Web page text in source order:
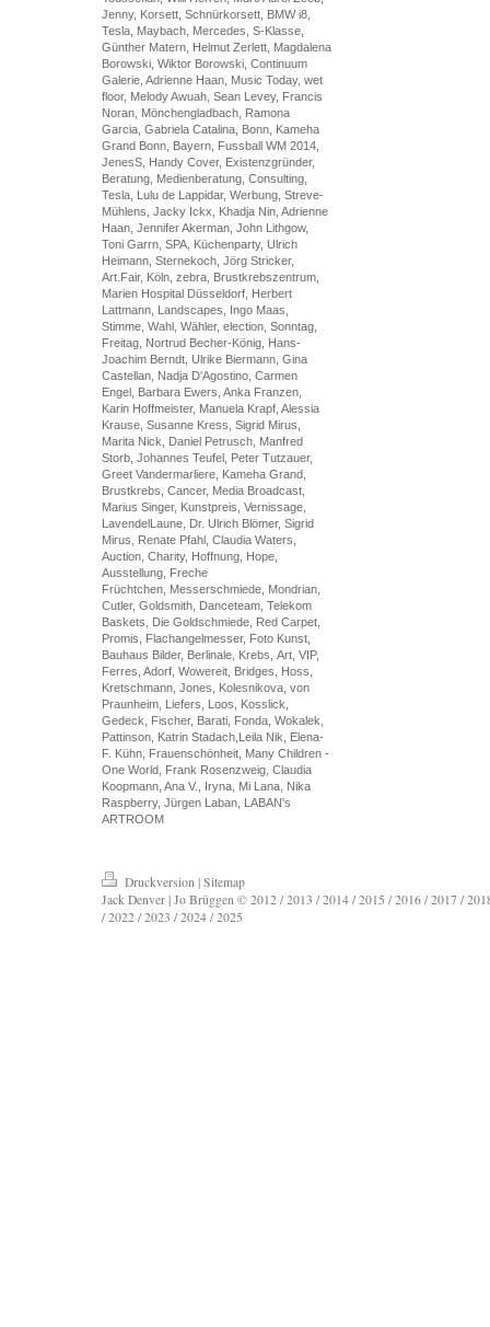
Jenny, Korsett, Schnürkorsett, BMW i8,
Tesla, Maybach, Mercedes, S-Klasse,
Günther Matern, Helmut Zerlett, Magdalena
Borowski, Wiktor Borowski, Continuum
Galerie, Adrienne Haan, Music Today, wet
floor, Melody Awuah, Sean Levey, Francis
Noran, Mönchengladbach, Ramona
Garcia, Gabriela Catalina, Bonn, Kameha
Grand Bonn, Bayern, Fussball WM 2014,
JenesS, Handy Cover, Existenzgründer,
Beratung, Medienberatung, Consulting,
Tesla, Lulu de Lappidar, Werbung, Streve-
Mühlens, Jacky Ickx, Khadja Nin, Adrienne
Haan, Jennifer Akerman, John Lithgow,
Toni Garrn, SPA, Küchenparty, Ulrich
Heimann, Sternekoch, Jörg Stricker,
Art.Fair, Köln, zebra, Brustkrebszentrum,
Marien Hospital Düsseldorf, Herbert
Lattmann, Landscapes, Ingo Maas,
Stimme, Wahl, Wähler, election, Sonntag,
Freitag, Nortrud Becher-König, Hans-
Joachim Berndt, Ulrike Biermann, Gina
Castellan, Nadja D'Agostino, Carmen
Engel, Barbara Ewers, Anka Franzen,
Karin Hoffmeister, Manuela Krapf, Alessia
Krause, Susanne Kress, Sigrid Mirus,
Marita Nick, Daniel Petrusch, Manfred
Storb, Johannes Teufel, Peter Tutzauer,
Greet Vandermarliere, Kameha Grand,
Brustkrebs, Cancer, Media Broadcast,
Marius Singer, Kunstpreis, Vernissage,
LavendelLaune, Dr. Ulrich Blömer, Sigrid
Mirus, Renate Pfahl, Claudia Waters,
Auction, Charity, Hoffnung, Hope,
Ausstellung, Freche
Früchtchen, Messerschmiede, Mondrian,
Cutler, Goldsmith, Danceteam, Telekom
Baskets, Die Goldschmiede, Red Carpet,
Promis, Flachangelmesser, Foto Kunst,
Bauhaus Bilder, Berlinale, Krebs, Art, VIP,
Ferres, Adorf, Wowereit, Bridges, Hoss,
Kretschmann, Jones, Kolesnikova, von
Praunheim, Liefers, Loos, Kosslick,
Gedeck, Fischer, Barati, Fonda, Wokalek,
Pattinson, Katrin Stadach,Leila Nik, Elena-
F. Kühn, Frauenschönheit, Many Children -
One World, Frank Rosenzweig, Claudia
Koopmann, Ana V., Iryna, Mi Lana, Nika
Raspberry, Jürgen Laban, LABAN's
ARTROOM
Druckversion | Sitemap
Jack Denver | Jo Brüggen © 2012 / 2013 / 2014 / 2015 / 2016 / 2017 /
/ 2022 / 2023 / 2024 / 2025